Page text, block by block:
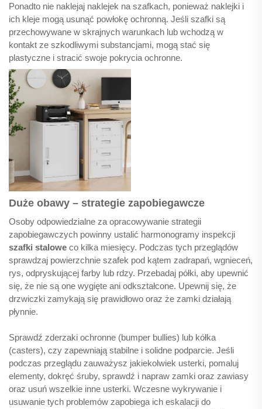
Ponadto nie naklejaj naklejek na szafkach, ponieważ naklejki i
ich kleje mogą usunąć powłokę ochronną. Jeśli szafki są
przechowywane w skrajnych warunkach lub wchodzą w
kontakt ze szkodliwymi substancjami, mogą stać się
plastyczne i stracić swoje pokrycia ochronne.
Duże obawy – strategie zapobiegawcze
Osoby odpowiedzialne za opracowywanie strategii
zapobiegawczych powinny ustalić harmonogramy inspekcji
szafki stalowe co kilka miesięcy. Podczas tych przeglądów
sprawdzaj powierzchnie szafek pod kątem zadrapań, wgnieceń,
rys, odpryskującej farby lub rdzy. Przebadaj półki, aby upewnić
się, że nie są one wygięte ani odkształcone. Upewnij się, że
drzwiczki zamykają się prawidłowo oraz że zamki działają
płynnie.
Sprawdź zderzaki ochronne (bumper bullies) lub kółka
(casters), czy zapewniają stabilne i solidne podparcie. Jeśli
podczas przeglądu zauważysz jakiekolwiek usterki, pomaluj
elementy, dokręć śruby, sprawdź i napraw zamki oraz zawiasy
oraz usuń wszelkie inne usterki. Wczesne wykrywanie i
usuwanie tych problemów zapobiega ich eskalacji do